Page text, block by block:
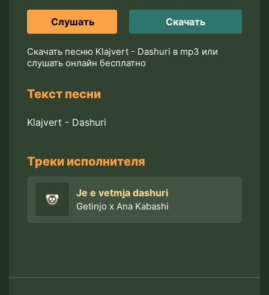
Слушать Скачать
Скачать песню Klajvert - Dashuri в mp3 или
слушать онлайн бесплатно
Текст песни
Klajvert - Dashuri
Треки исполнителя
Je e vetmja dashuri
Getinjo x Ana Kabashi